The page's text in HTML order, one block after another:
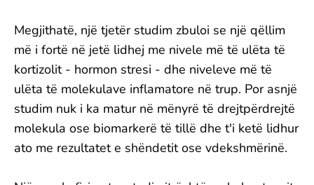
Megjithatë, një tjetër studim zbuloi se një qëllim
më i fortë në jetë lidhej me nivele më të ulëta të
kortizolit - hormon stresi - dhe niveleve më të
ulëta të molekulave inflamatore në trup. Por asnjë
studim nuk i ka matur në mënyrë të drejtpërdrejtë
molekula ose biomarkerë të tillë dhe t'i ketë lidhur
ato me rezultatet e shëndetit ose vdekshmërinë.